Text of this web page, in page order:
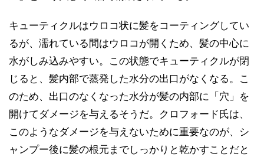
キューティクルはウロコ状に髪をコーティングしてい
るが、濡れている間はウロコが開くため、髪の中心に
水がしみ込みやすい。この状態でキューティクルが閉
じると、髪内部で蒸発した水分の出口がなくなる。こ
のため、出口のなくなった水分が髪の内部に「穴」を
開けてダメージを与えるそうだ。クロフォード氏は、
このようなダメージを与えないために重要なのが、シ
ャンプー後に髪の根元までしっかりと乾かすことだと